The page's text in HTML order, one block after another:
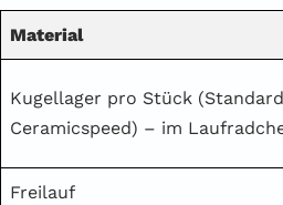
Material
Kugellager pro Stück
Ceramicspeed) – im
Freilauf